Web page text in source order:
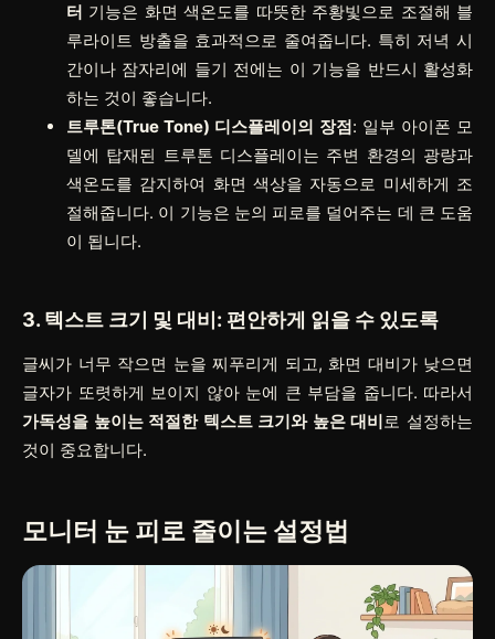
터 기능은 화면 색온도를 따뜻한 주황빛으로 조절해 블
루라이트 방출을 효과적으로 줄여줍니다. 특히 저녁 시
간이나 잠자리에 들기 전에는 이 기능을 반드시 활성화
하는 것이 좋습니다.
트루톤(True Tone) 디스플레이의 장점: 일부 아이폰 모
델에 탑재된 트루톤 디스플레이는 주변 환경의 광량과
색온도를 감지하여 화면 색상을 자동으로 미세하게 조
절해줍니다. 이 기능은 눈의 피로를 덜어주는 데 큰 도움
이 됩니다.
3. 텍스트 크기 및 대비: 편안하게 읽을 수 있도록
글씨가 너무 작으면 눈을 찌푸리게 되고, 화면 대비가 낮으면
글자가 또렷하게 보이지 않아 눈에 큰 부담을 줍니다. 따라서
가독성을 높이는 적절한 텍스트 크기와 높은 대비로 설정하는
것이 중요합니다.
모니터 눈 피로 줄이는 설정법